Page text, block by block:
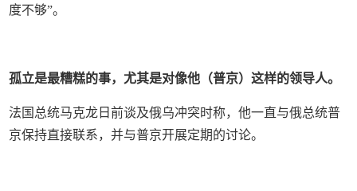
度不够”。
孤立是最糟糕的事，尤其是对像他（普京）这样的领导人。
法国总统马克龙日前谈及俄乌冲突时称，他一直与俄总统普
京保持直接联系，并与普京开展定期的讨论。